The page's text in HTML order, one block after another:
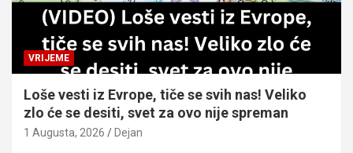
VRIJEME
Loše vesti iz Evrope, tiče se svih nas! Veliko
zlo će se desiti, svet za ovo nije spreman
1 Augusta, 2026 Dejan